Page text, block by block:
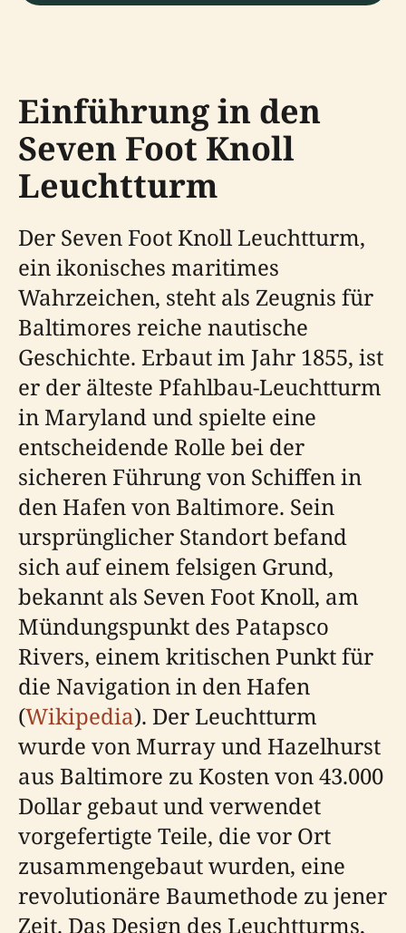
Einführung in den
Seven Foot Knoll
Leuchtturm
Der Seven Foot Knoll Leuchtturm,
ein ikonisches maritimes
Wahrzeichen, steht als Zeugnis für
Baltimores reiche nautische
Geschichte. Erbaut im Jahr 1855, ist
er der älteste Pfahlbau-Leuchtturm
in Maryland und spielte eine
entscheidende Rolle bei der
sicheren Führung von Schiffen in
den Hafen von Baltimore. Sein
ursprünglicher Standort befand
sich auf einem felsigen Grund,
bekannt als Seven Foot Knoll, am
Mündungspunkt des Patapsco
Rivers, einem kritischen Punkt für
die Navigation in den Hafen
(Wikipedia). Der Leuchtturm
wurde von Murray und Hazelhurst
aus Baltimore zu Kosten von 43.000
Dollar gebaut und verwendet
vorgefertigte Teile, die vor Ort
zusammengebaut wurden, eine
revolutionäre Baumethode zu jener
Zeit. Das Design des Leuchtturms,